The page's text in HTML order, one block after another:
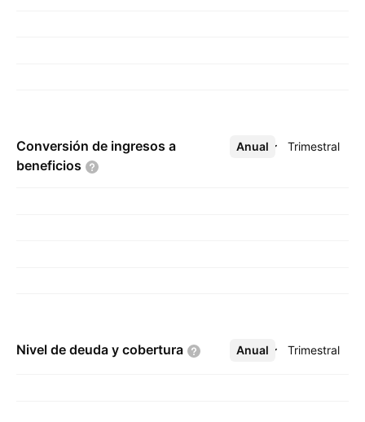
Conversión de ingresos a
beneficios
Anual Trimestral
Más
Nivel de deuda y cobertura Anual Trimestral
Más